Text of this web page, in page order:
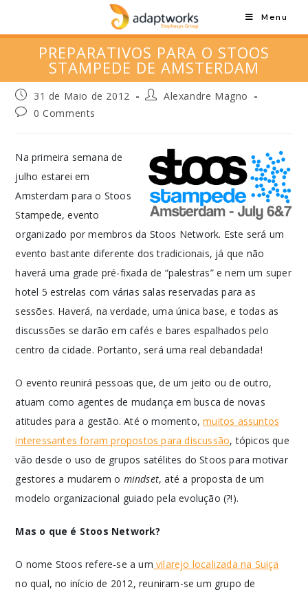
Menu
PREPARATIVOS PARA O STOOS
STAMPEDE DE AMSTERDAM
31 de Maio de 2012
Alexandre Magno
0 Comments
Na primeira semana de
julho estarei em
Amsterdam para o Stoos
Stampede, evento
organizado por membros da Stoos Network. Este será um
evento bastante diferente dos tradicionais, já que não
haverá uma grade pré-fixada de “palestras” e nem um super
hotel 5 estrelas com várias salas reservadas para as
sessões. Haverá, na verdade, uma única base, e todas as
discussões se darão em cafés e bares espalhados pelo
centro da cidade. Portanto, será uma real debandada!
O evento reunirá pessoas que, de um jeito ou de outro,
atuam como agentes de mudança em busca de novas
atitudes para a gestão. Até o momento,muitos assuntos
interessantes foram propostos para discussão, tópicos que
vão desde o uso de grupos satélites do Stoos para motivar
gestores a mudarem o mindset, até a proposta de um
modelo organizacional guiado pela evolução (?!).
Mas o que é Stoos Network?
O nome Stoos refere-se a um vilarejo localizada na Suiça
no qual, no início de 2012, reuniram-se um grupo de